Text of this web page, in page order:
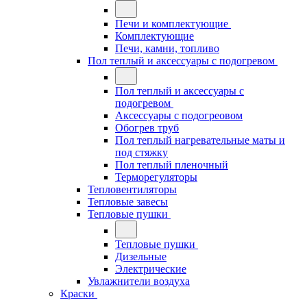
Печи и комплектующие
Комплектующие
Печи, камни, топливо
Пол теплый и аксессуары с подогревом
Пол теплый и аксессуары с
подогревом
Аксессуары с подогреовом
Обогрев труб
Пол теплый нагревательные маты и
под стяжку
Пол теплый пленочный
Терморегуляторы
Тепловентиляторы
Тепловые завесы
Тепловые пушки
Тепловые пушки
Дизельные
Электрические
Увлажнители воздуха
Краски